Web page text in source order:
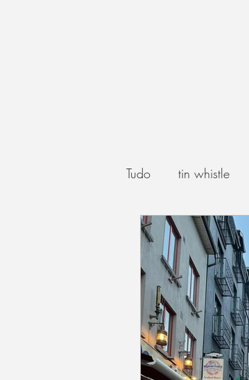
Tudo tin whistle
música irlandesa
música irlandesa
violão hurdy